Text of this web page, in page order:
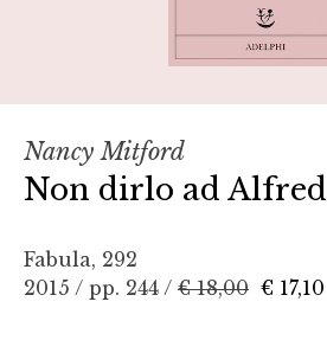
Nancy Mitford
Non dirlo ad Alfred
Fabula, 292
2015 / pp. 244 / € 18,00 € 17,10